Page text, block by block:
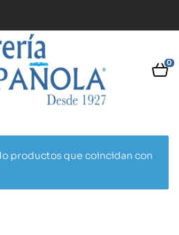
0
productos que coincidan con